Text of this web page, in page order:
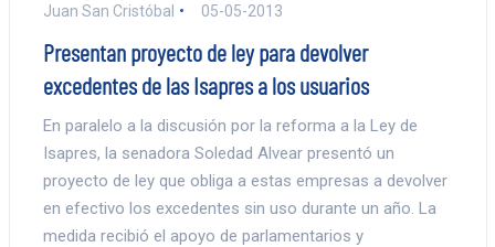
Juan San Cristóbal 05-05-2013
Presentan proyecto de ley para devolver
excedentes de las Isapres a los usuarios
En paralelo a la discusión por la reforma a la Ley de
Isapres, la senadora Soledad Alvear presentó un
proyecto de ley que obliga a estas empresas a devolver
en efectivo los excedentes sin uso durante un año. La
medida recibió el apoyo de parlamentarios y